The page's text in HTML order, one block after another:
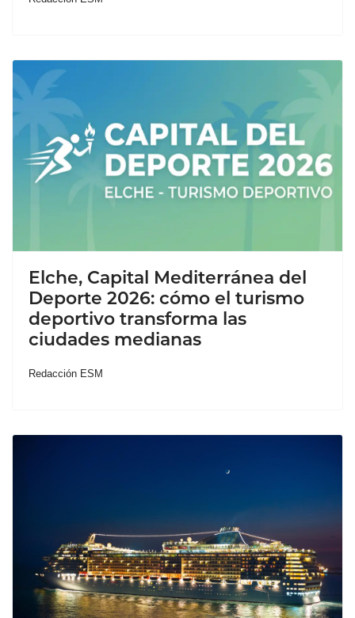
Elche, Capital Mediterránea del
Deporte 2026: cómo el turismo
deportivo transforma las
ciudades medianas
Redacción ESM